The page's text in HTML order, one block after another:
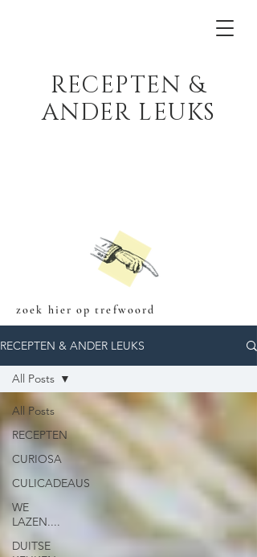
RECEPTEN &
ANDER LEUKS
zoek hier op trefwoord
RECEPTEN & ANDER LEUKS
All Posts
RECEPTEN
CURIOSA
CULICADEAUS
WE
LAZEN....
DUITSE
All Posts